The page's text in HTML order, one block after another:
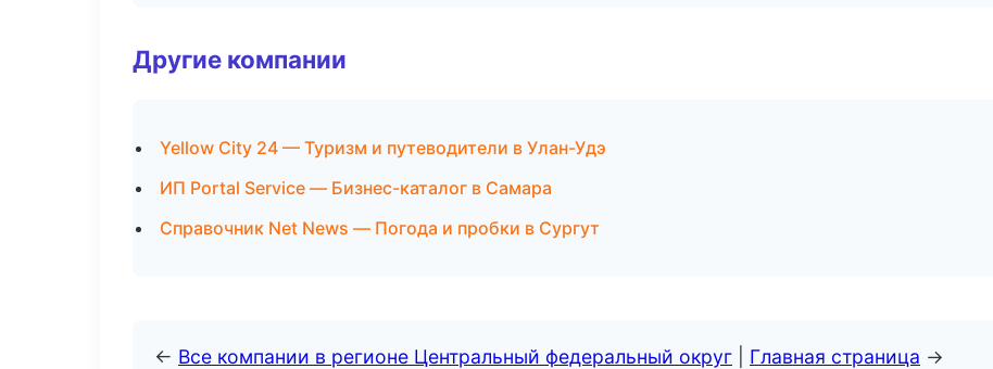
Другие компании
Yellow City 24 — Туризм и путеводители в Улан-Удэ
ИП Portal Service — Бизнес-каталог в Самара
Справочник Net News — Погода и пробки в Сургут
← Все компании в регионе Центральный федеральный округ Главная страница →